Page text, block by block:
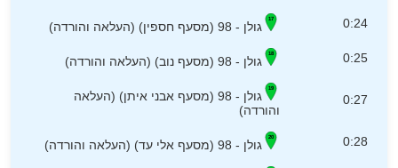
0:24 גולן - 98 (מסעף חספין) (העלאה והורדה)
0:25 גולן - 98 (מסעף נוב) (העלאה והורדה)
0:27
גולן - 98 (מסעף אבני איתן) (העלאה
והורדה)
0:28 גולן - 98 (מסעף אלי עד) (העלאה והורדה)